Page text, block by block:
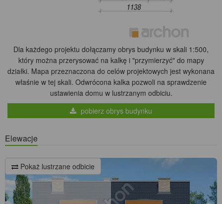
Dla każdego projektu dołączamy obrys budynku w skali 1:500,
który można przerysować na kalkę i "przymierzyć" do mapy
działki. Mapa przeznaczona do celów projektowych jest wykonana
właśnie w tej skali. Odwrócona kalka pozwoli na sprawdzenie
ustawienia domu w lustrzanym odbiciu.
pobierz obrys budynku
Elewacje
Pokaż lustrzane odbicie